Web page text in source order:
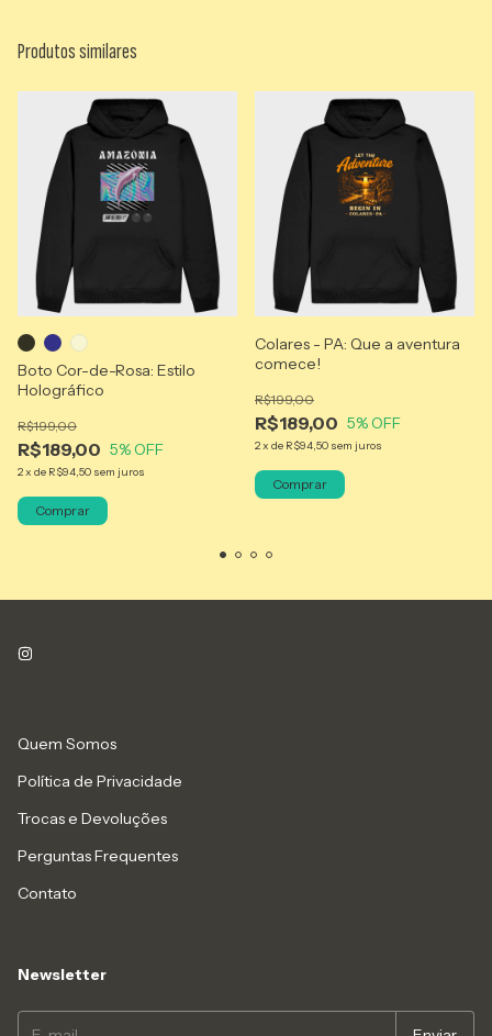
Produtos similares
Boto Cor-de-Rosa: Estilo
Holográfico
R$189,00
R$199,00
5% OFF
2x de R$94,50 sem juros
Comprar
Colares - PA: Que a aventura
comece!
R$189,00
R$199,00
5% OFF
2x de R$94,50 sem juros
Comprar
Quem Somos
Política de Privacidade
Trocas e Devoluções
Perguntas Frequentes
Contato
Newsletter